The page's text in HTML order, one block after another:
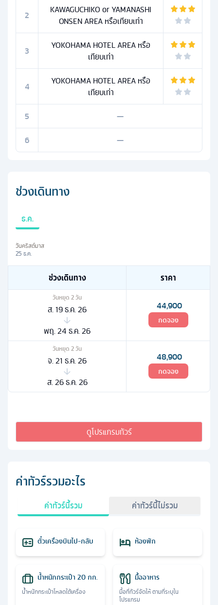
2
KAWAGUCHIKO or YAMANASHI
ONSEN AREA หรือเทียบเท่า
3
YOKOHAMA HOTEL AREA หรือ
เทียบเท่า
4
YOKOHAMA HOTEL AREA หรือ
เทียบเท่า
5
—
6
—
ช่วงเดินทาง
ธ.ค.
วันคริสต์มาส
25 ธ.ค.
ช่วงเดินทาง ราคา
วันหยุด 2วัน
ส. 19 ธ.ค. 26
พฤ. 24 ธ.ค. 26
44,900
กดจอง
วันหยุด 2วัน
จ. 21 ธ.ค. 26
ส. 26 ธ.ค. 26
48,900
กดจอง
ดูโปรแกรมทัวร์
ค่าทัวร์รวมอะไร
ค่าทัวร์นี้รวม ค่าทัวร์นี้ไม่รวม
ตั๋วเครื่องบินไป-กลับ ห้องพัก
น้ำหนักกระเป๋า 20 กก.
น้ำหนักกระเป๋าโหลดใต้เครื่อง
มื้ออาหาร
มื้อที่ทัวร์จัดให้ ตามที่ระบุใน
โปรแกรม